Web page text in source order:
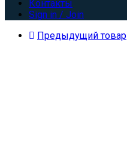
Контакты
Sign in / Join
Предыдущий товар